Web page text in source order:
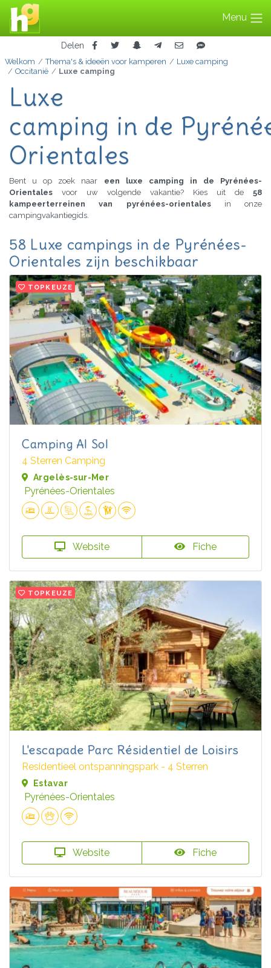
Menu
Delen
Welkom Thema's & ideeën voor kamperen
Luxe camping
Occitanië
Luxe camping
Luxe
camping in de
Orientales
Bent u op zoek naar een luxe camping in de Pyrénées-
Orientales voor uw volgende vakantie? Kies uit de 58
kampeerterreinen van pyrénées-orientalesin onze
campingvakantiegids.
58 Luxe campings in de Pyrénées-
Orientales zijn beschikbaar
TOPKEUZE
Camping Al Sol
4 Sterren Camping
Argelès-sur-Mer
Pyrénées-Orientales
Website Fiche
TOPKEUZE
L'escapade Parc Résidentiel de Loisirs
Residentieel ontspanningspark - 4 Sterren
Estavar
Pyrénées-Orientales
Website Fiche